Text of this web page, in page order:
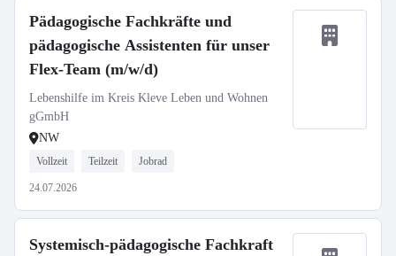
Pädagogische Fachkräfte und
pädagogische Assistenten für unser
Flex-Team (m/w/d)
Lebenshilfe im Kreis Kleve Leben und Wohnen
gGmbH
NW
Vollzeit Teilzeit Jobrad
24.07.2026
Systemisch-pädagogische Fachkraft